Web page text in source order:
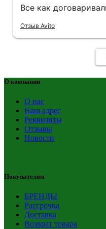
Все как
Отзыв Avito
О компании
О нас
Наш адрес
Реквизиты
Отзывы
Новости
Покупателям
БРЕНДЫ
Рассрочка
Доставка
Возврат товара